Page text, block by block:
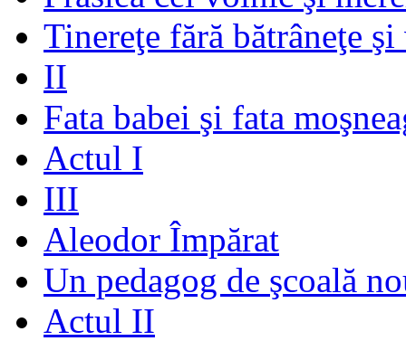
Tinereţe fără bătrâneţe
II
Fata babei şi fata
Actul I
III
Aleodor Împărat
Un pedagog de şcoală
Actul II